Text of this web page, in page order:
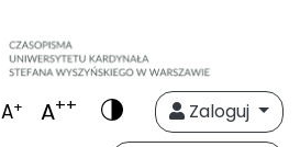
A+ A++
Zaloguj